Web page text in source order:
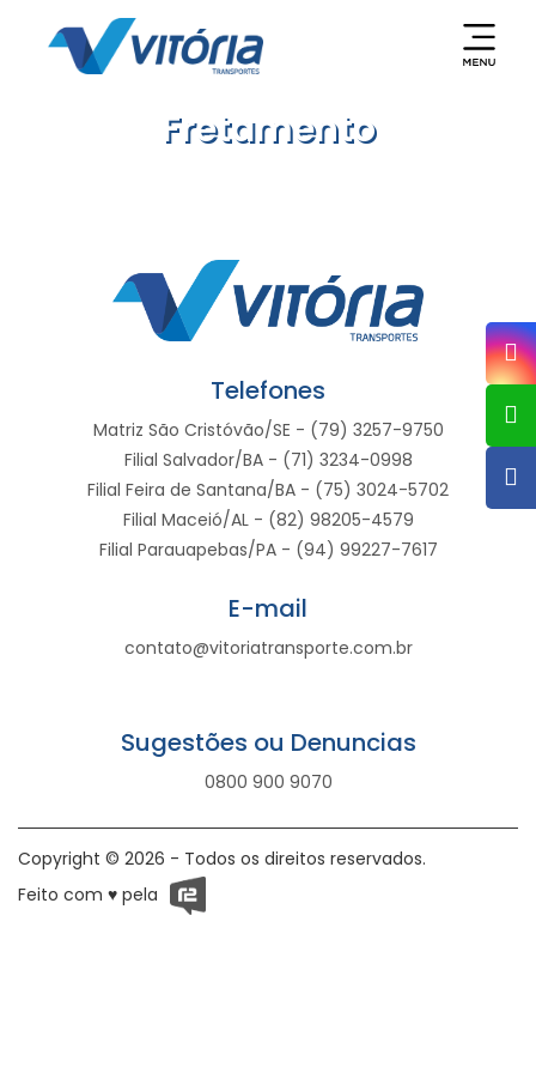
Fretamento
Telefones
Matriz São Cristóvão/SE - (79) 3257-9750
Filial Salvador/BA - (71) 3234-0998
Filial Feira de Santana/BA - (75) 3024-5702
Filial Maceió/AL - (82) 98205-4579
Filial Parauapebas/PA - (94) 99227-7617
E-mail
contato@vitoriatransporte.com.br
Sugestões ou Denuncias
0800 900 9070
Copyright © 2026 - Todos os direitos reservados.
Feito com ♥ pela